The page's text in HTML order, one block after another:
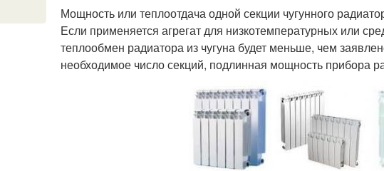
Мощность или теплоотдача одной секции чугунного
Если применяется агрегат для низкотемпературных или
теплообмен радиатора из чугуна будет меньше, чем
необходимое число секций, подлинная мощность прибора